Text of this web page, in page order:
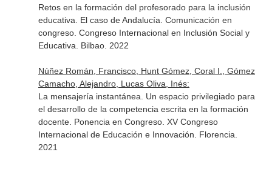
Retos en la formación del profesorado para la inclusión
educativa. El caso de Andalucía. Comunicación en
congreso. Congreso Internacional en Inclusión Social y
Educativa. Bilbao. 2022
Núñez Román, Francisco, Hunt Gómez, Coral I., Gómez
Camacho, Alejandro, Lucas Oliva, Inés:
La mensajería instantánea. Un espacio privilegiado para
el desarrollo de la competencia escrita en la formación
docente. Ponencia en Congreso. XV Congreso
Internacional de Educación e Innovación. Florencia.
2021